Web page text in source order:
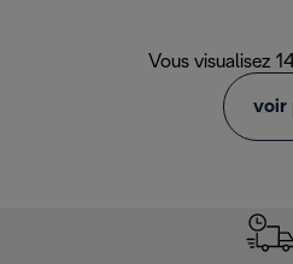
Vous visualisez
voir